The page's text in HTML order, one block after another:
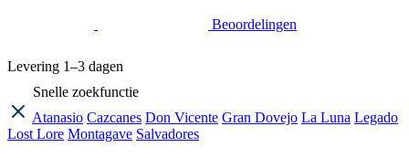
Beoordelingen
Levering 1–3 dagen
Snelle zoekfunctie
Atanasio Cazcanes Don Vicente Gran Dovejo La Luna Legado
Lost Lore Montagave Salvadores